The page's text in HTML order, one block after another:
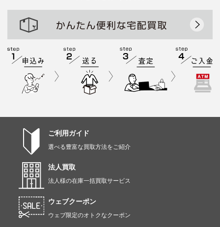
ご利用ガイド
選べる豊富な買取方法をご紹介
法人買取
法人様の在庫一括買取サービス
ウェブクーポン
ウェブ限定のオトクなクーポン